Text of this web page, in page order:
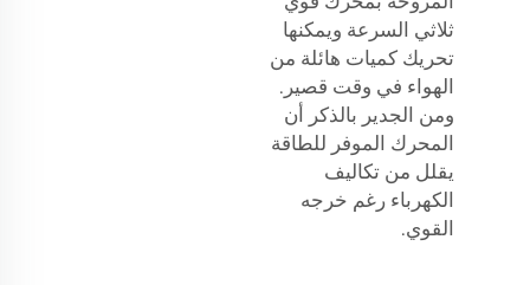
ثلاثي السرعة ويمكنها
تحريك كميات هائلة من
الهواء في وقت قصير.
ومن الجدير بالذكر أن
المحرك الموفر للطاقة
يقلل من تكاليف
الكهرباء رغم خرجه
القوي.